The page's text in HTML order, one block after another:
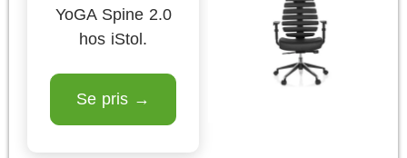
YoGA Spine 2.0
hos iStol.
Se pris →